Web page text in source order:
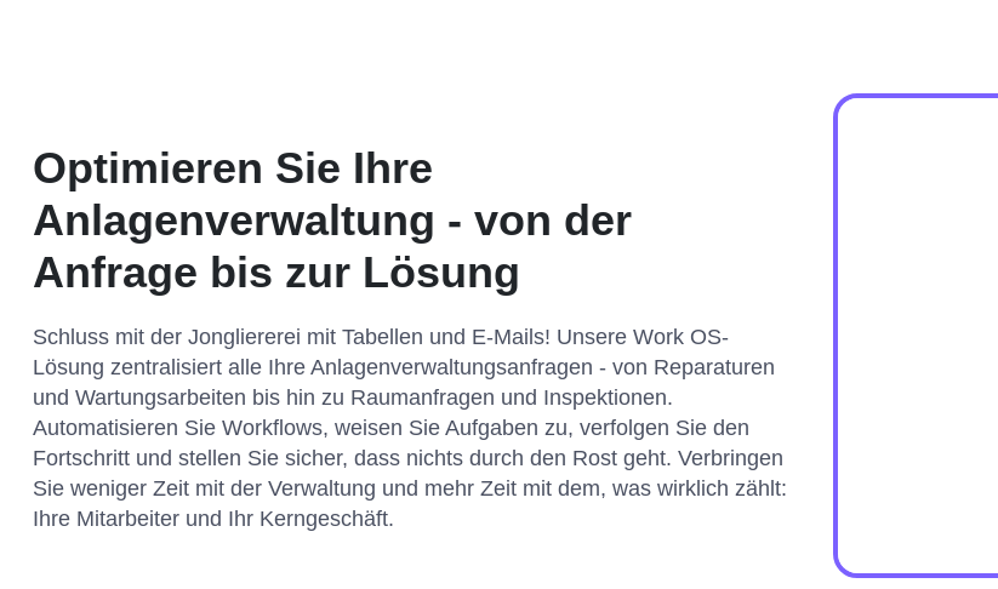
Optimieren Sie Ihre
Anlagenverwaltung - von der
Anfrage bis zur Lösung
Schluss mit der Jongliererei mit Tabellen und E-Mails! Unsere Work OS-
Lösung zentralisiert alle Ihre Anlagenverwaltungsanfragen - von Reparaturen
und Wartungsarbeiten bis hin zu Raumanfragen und Inspektionen.
Automatisieren Sie Workflows, weisen Sie Aufgaben zu, verfolgen Sie den
Fortschritt und stellen Sie sicher, dass nichts durch den Rost geht. Verbringen
Sie weniger Zeit mit der Verwaltung und mehr Zeit mit dem, was wirklich zählt:
Ihre Mitarbeiter und Ihr Kerngeschäft.